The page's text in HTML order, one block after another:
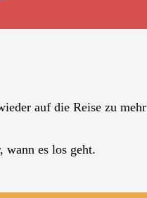
auf die Reise zu mehr
wann es los geht.